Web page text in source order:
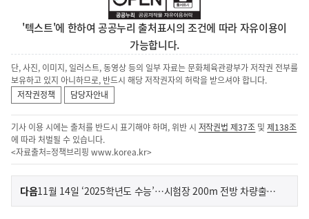
'텍스트'에 한하여 공공누리 출처표시의 조건에 따라 자유이용이
가능합니다.
단, 사진, 이미지, 일러스트, 동영상 등의 일부 자료는 문화체육관광부가 저작권 전부를
보유하고 있지 아니하므로, 반드시 해당 저작권자의 허락을 받으셔야 합니다.
저작권정책
담당자안내
기사 이용 시에는 출처를 반드시 표기해야 하며, 위반 시 저작권법 제37조 및제138조
에 따라 처벌될 수 있습니다.
<자료출처=정책브리핑 www.korea.kr>
이
전
다음기
사
11월 14일 ‘2025학년도 수능’…시험장 200m 전방 차량출입 통제